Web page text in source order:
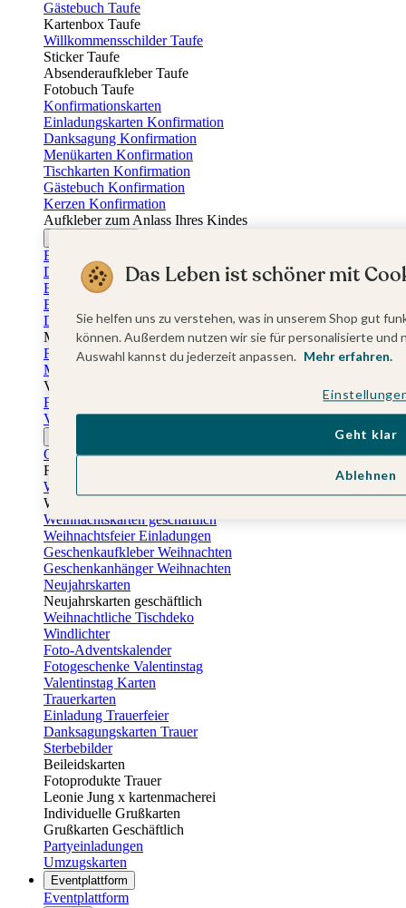
Gästebuch Taufe
Kartenbox Taufe
Willkommensschilder Taufe
Sticker Taufe
Absenderaufkleber Taufe
Fotobuch Taufe
Konfirmationskarten
Einladungskarten Konfirmation
Danksagung Konfirmation
Menükarten Konfirmation
Tischkarten Konfirmation
Gästebuch Konfirmation
Kerzen Konfirmation
Aufkleber zum Anlass Ihres Kindes
Einladungskarten Firmung
Dankeskarten Firmung
Einschulungskarten
Einladungskarten Einschulung
Danksagung Einschulung
Muttertag
Fotogeschenke Muttertag
Muttertagskarten
Vatertag
Fotogeschenke Vatertag
Vatertagskarten
Osterkarten
Fotogeschenke zu Ostern
Weihnachtskarten
Weihnachtskarten selbst gestalten
Weihnachtskarten geschäftlich
Weihnachtsfeier Einladungen
Geschenkaufkleber Weihnachten
Geschenkanhänger Weihnachten
Neujahrskarten
Neujahrskarten geschäftlich
Weihnachtliche Tischdeko
Windlichter
Foto-Adventskalender
Fotogeschenke Valentinstag
Valentinstag Karten
Trauerkarten
Einladung Trauerfeier
Danksagungskarten Trauer
Sterbebilder
Beileidskarten
Fotoprodukte Trauer
Leonie Jung x kartenmacherei
Individuelle Grußkarten
Grußkarten Geschäftlich
Partyeinladungen
Umzugskarten
Eventplattform
Eventplattform
Das Leben ist schöner mit
Sie helfen uns zu verstehen, was in unserem Shop gut
können. Außerdem nutzen wir sie für personalisierte
Auswahl kannst du jederzeit anpassen. Mehr erfahren.
Ablehnen
Geht klar